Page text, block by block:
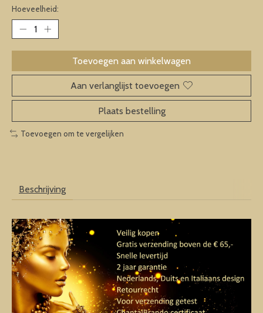
Hoeveelheid:
Toevoegen aan winkelwagen
Aan verlanglijst toevoegen
Plaats bestelling
Toevoegen om te vergelijken
Beschrijving